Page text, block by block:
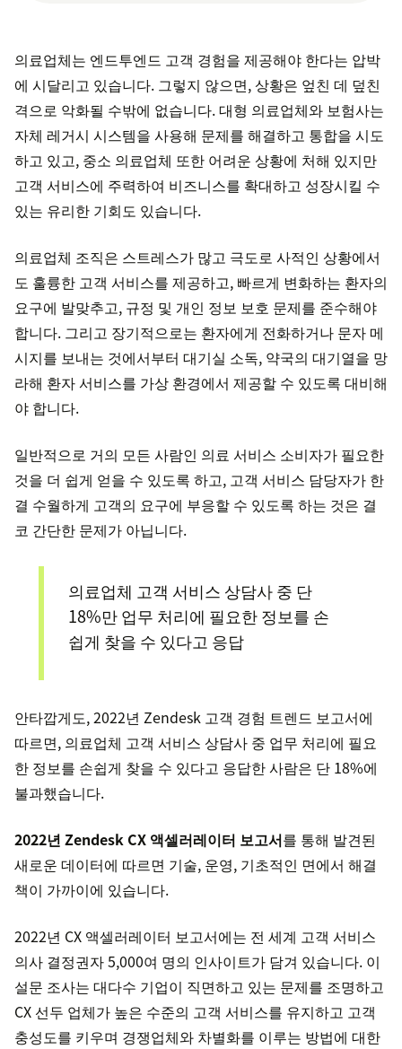
의료업체는 엔드투엔드 고객 경험을 제공해야 한다는 압박
에 시달리고 있습니다. 그렇지 않으면, 상황은 엎친 데 덮친
격으로 악화될 수밖에 없습니다. 대형 의료업체와 보험사는
자체 레거시 시스템을 사용해 문제를 해결하고 통합을 시도
하고 있고, 중소 의료업체 또한 어려운 상황에 처해 있지만
고객 서비스에 주력하여 비즈니스를 확대하고 성장시킬 수
있는 유리한 기회도 있습니다.
의료업체 조직은 스트레스가 많고 극도로 사적인 상황에서
도 훌륭한 고객 서비스를 제공하고, 빠르게 변화하는 환자의
요구에 발맞추고, 규정 및 개인 정보 보호 문제를 준수해야
합니다. 그리고 장기적으로는 환자에게 전화하거나 문자 메
시지를 보내는 것에서부터 대기실 소독, 약국의 대기열을 망
라해 환자 서비스를 가상 환경에서 제공할 수 있도록 대비해
야 합니다.
일반적으로 거의 모든 사람인 의료 서비스 소비자가 필요한
것을 더 쉽게 얻을 수 있도록 하고, 고객 서비스 담당자가 한
결 수월하게 고객의 요구에 부응할 수 있도록 하는 것은 결
코 간단한 문제가 아닙니다.
의료업체 고객 서비스 상담사 중 단
18%만 업무 처리에 필요한 정보를 손
쉽게 찾을 수 있다고 응답
안타깝게도, 2022년 Zendesk 고객 경험 트렌드 보고서에
따르면, 의료업체 고객 서비스 상담사 중 업무 처리에 필요
한 정보를 손쉽게 찾을 수 있다고 응답한 사람은 단 18%에
불과했습니다.
2022년 Zendesk CX 액셀러레이터 보고서를 통해 발견된
새로운 데이터에 따르면 기술, 운영, 기초적인 면에서 해결
책이 가까이에 있습니다.
2022년 CX 액셀러레이터 보고서에는 전 세계 고객 서비스
의사 결정권자 5,000여 명의 인사이트가 담겨 있습니다. 이
설문 조사는 대다수 기업이 직면하고 있는 문제를 조명하고
CX 선두 업체가 높은 수준의 고객 서비스를 유지하고 고객
충성도를 키우며 경쟁업체와 차별화를 이루는 방법에 대한